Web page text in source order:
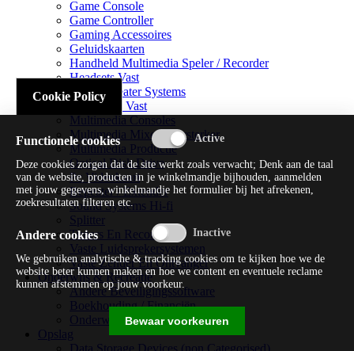
Game Console
Game Controller
Gaming Accessoires
Geluidskaarten
Handheld Multimedia Speler / Recorder
Headsets Vast
Home Theater Systems
Microfoon Vast
Multimedia Consoles
Multimedia Mixer / Versterker
Multimedia Productie
Optical Disk Drive
Pc Videokaart
Repeater / Extender
Sound Systems Hi-fi
Splitter
Tuners En Recorders
Vaste Luidsprekersystemen
Vaste Zender En Ontvanger
Onderwijs & Recreatie
Andere Beveiligingssoftware
Boekhouding / Financiën
Onderwijs En Wetenschappelijk
Opslag
Cookie Policy
Functionele cookies
Deze cookies zorgen dat de site werkt zoals verwacht; Denk aan de taal
van de website, producten in je winkelmandje bijhouden, aanmelden
met jouw gegevens, winkelmandje het formulier bij het afrekenen,
zoekresultaten filteren etc.
Andere cookies
We gebruiken analytische & tracking cookies om te kijken hoe we de
website beter kunnen maken en hoe we content en eventuele reclame
kunnen afstemmen op jouw voorkeur.
Bewaar voorkeuren